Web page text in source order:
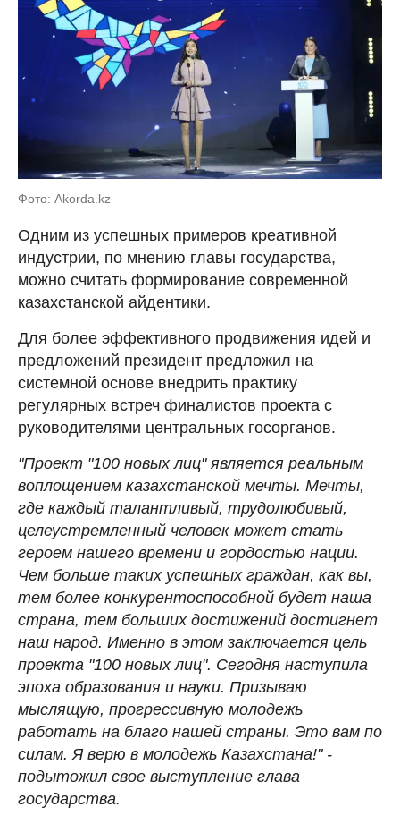
Фото: Akorda.kz
Одним из успешных примеров креативной
индустрии, по мнению главы государства,
можно считать формирование современной
казахстанской айдентики.
Для более эффективного продвижения идей и
предложений президент предложил на
системной основе внедрить практику
регулярных встреч финалистов проекта с
руководителями центральных госорганов.
"Проект "100 новых лиц" является реальным
воплощением казахстанской мечты. Мечты,
где каждый талантливый, трудолюбивый,
целеустремленный человек может стать
героем нашего времени и гордостью нации.
Чем больше таких успешных граждан, как вы,
тем более конкурентоспособной будет наша
страна, тем больших достижений достигнет
наш народ. Именно в этом заключается цель
проекта "100 новых лиц". Сегодня наступила
эпоха образования и науки. Призываю
мыслящую, прогрессивную молодежь
работать на благо нашей страны. Это вам по
силам. Я верю в молодежь Казахстана!" -
подытожил свое выступление глава
государства.